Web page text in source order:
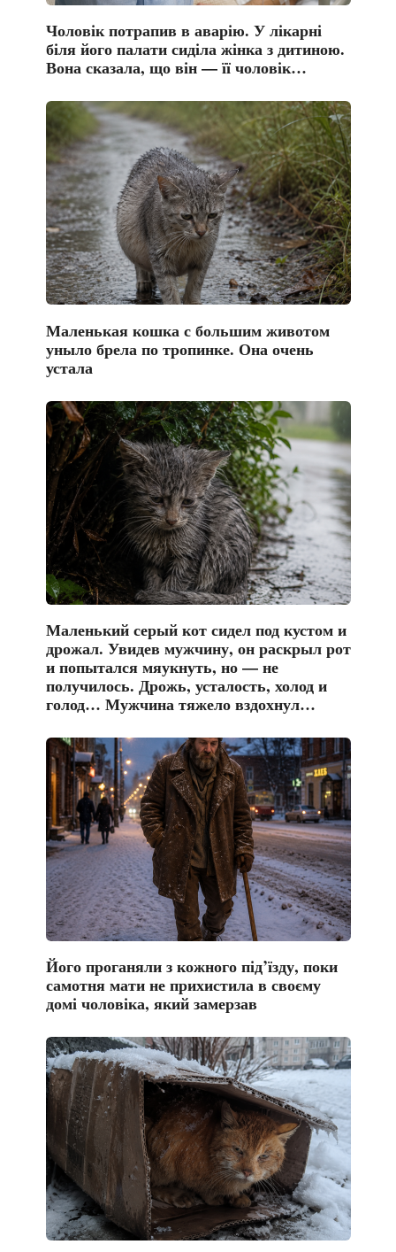
Чоловік потрапив в аварію. У лікарні
біля його палати сиділа жінка з дитиною.
Вона сказала, що він — її чоловік…
Маленькая кошка с большим животом
уныло брела по тропинке. Она очень
устала
Маленький серый кот сидел под кустом и
дрожал. Увидев мужчину, он раскрыл рот
и попытался мяукнуть, но — не
получилось. Дрожь, усталость, холод и
голод… Мужчина тяжело вздохнул…
Його проганяли з кожного під’їзду, поки
самотня мати не прихистила в своєму
домі чоловіка, який замерзав